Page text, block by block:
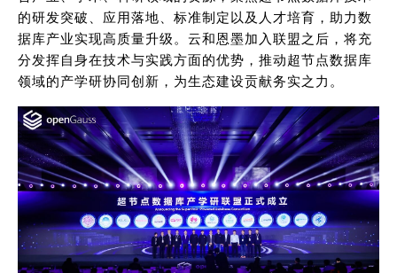
的研发突破、应用落地、标准制定以及人才培育，助力数
据库产业实现高质量升级。云和恩墨加入联盟之后，将充
分发挥自身在技术与实践方面的优势，推动超节点数据库
领域的产学研协同创新，为生态建设贡献务实之力。